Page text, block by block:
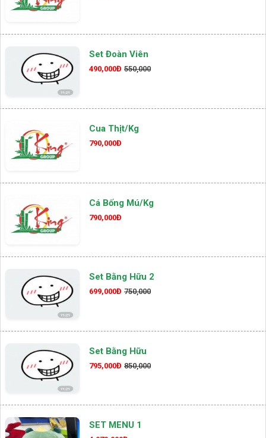
Set Đoàn Viên
490,000Đ 550,000
Cua Thịt/kg
790,000Đ
Cá Bống Mú/kg
790,000Đ
Set Bằng Hữu 2
699,000Đ 750,000
Set Bằng Hữu
795,000Đ 850,000
SET MENU 1